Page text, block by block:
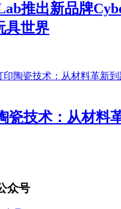
推出新品牌
具世界
瓷技术：从材料
众号